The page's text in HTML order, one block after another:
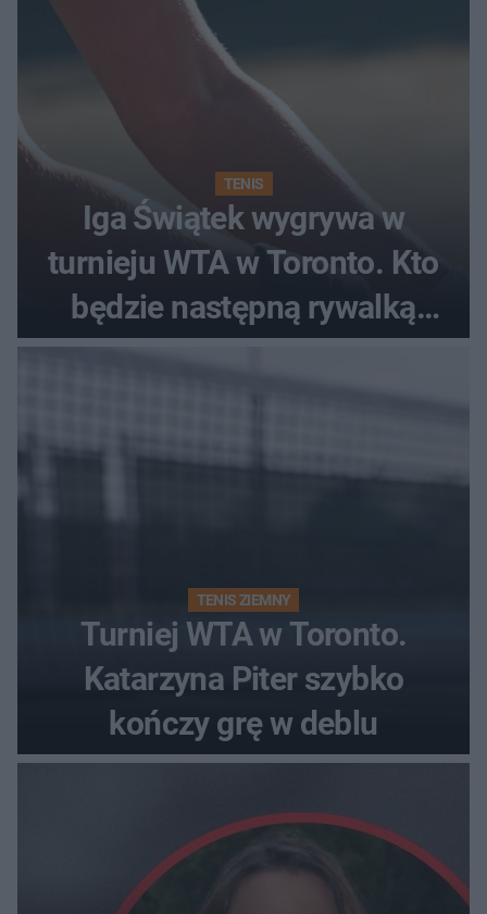
TENIS
Iga Świątek wygrywa w
turnieju WTA w Toronto. Kto
będzie następną rywalką
TENIS ZIEMNY
Turniej WTA w Toronto.
Katarzyna Piter szybko
kończy grę w deblu